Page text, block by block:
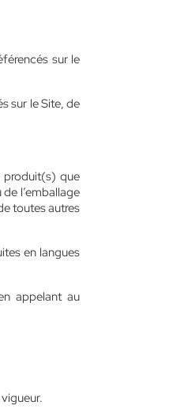
sur le
sur le Site, de
produit(s) que
l’emballage
toutes autres
en langues
appelant au